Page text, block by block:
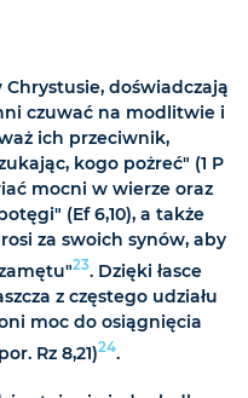
doświadczają
czuwać na modlitwie i
ich przeciwnik,
kogo pożreć" (1 P
mocni w wierze oraz
(Ef 6,10), a także
za swoich synów, aby
23. Dzięki łasce
z częstego udziału
moc do osiągnięcia
Rz 8,21)24.